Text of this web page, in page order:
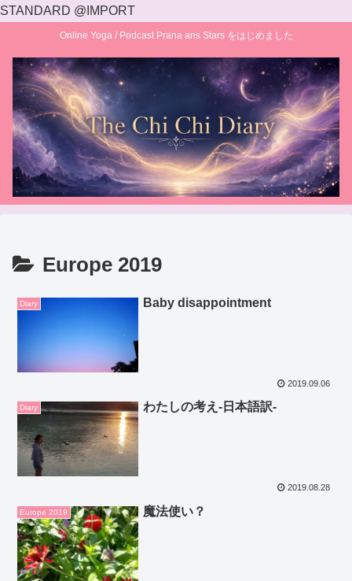
STANDARD @IMPORT
Online Yoga / Podcast Prana ans Stars をはじめました
Europe 2019
Diary Baby disappointment
2019.09.06
Diary わたしの考え‐日本語訳‐
2019.08.28
Europe 2019 魔法使い？